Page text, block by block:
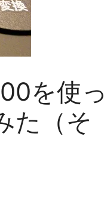
を使っ
た（そ